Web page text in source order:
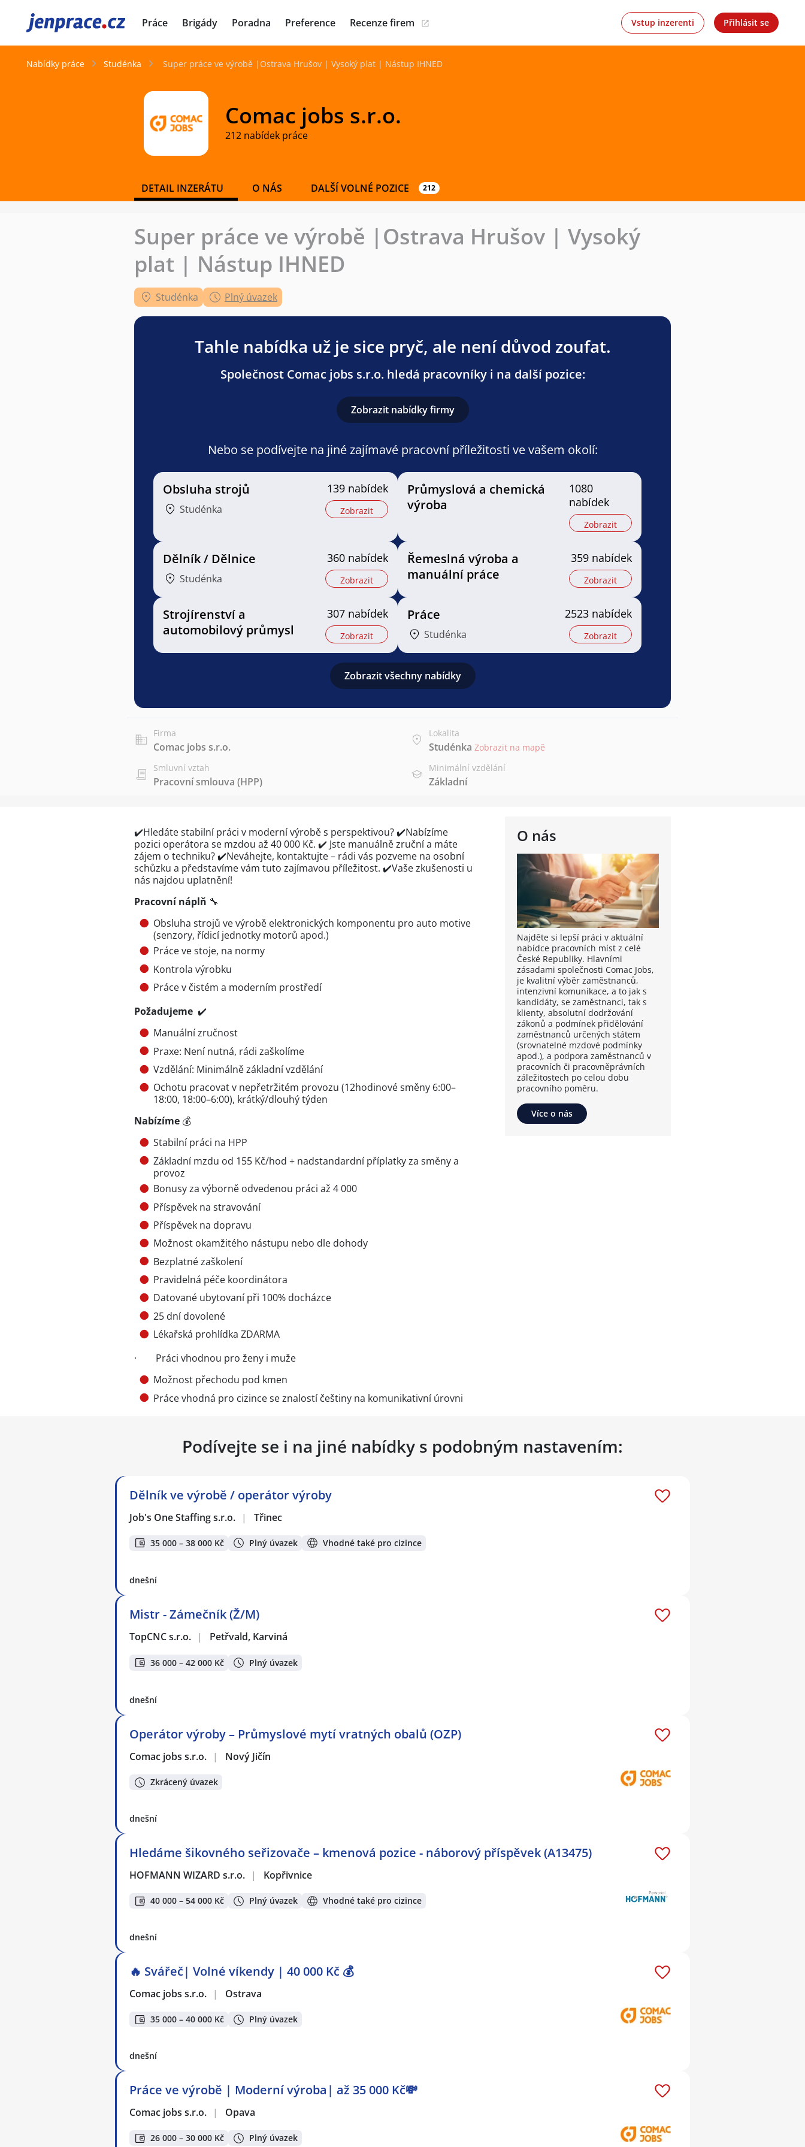
JenPráce.cz Práce Brigády Poradna Preference Recenze firem Vstup inzerenti Přihlásit se
Nabídky práce Studénka Super práce ve výrobě |Ostrava Hrušov | Vysoký plat | Nástup IHNED
Comac jobs s.r.o.
212 nabídek práce
DETAIL INZERÁTU O NÁS DALŠÍ VOLNÉ POZICE 212
Super práce ve výrobě |Ostrava Hrušov | Vysoký
plat | Nástup IHNED
Studénka Plný úvazek
Tahle nabídka už je sice pryč, ale není důvod zoufat.
Společnost Comac jobs s.r.o. hledá pracovníky i na další pozice:
Zobrazit nabídky firmy
Nebo se podívejte na jiné zajímavé pracovní příležitosti ve vašem okolí:
Obsluha strojů
Studénka
139 nabídek
Zobrazit
Průmyslová a chemická
výroba
1080
nabídek
Zobrazit
Dělník / Dělnice
Studénka
360 nabídek
Zobrazit
Řemeslná výroba a
manuální práce
359 nabídek
Zobrazit
Strojírenství a
automobilový průmysl
307 nabídek
Zobrazit
Práce
Studénka
2523 nabídek
Zobrazit
Zobrazit všechny nabídky
Firma
Comac jobs s.r.o.
Lokalita
Studénka Zobrazit na mapě
Smluvní vztah
Pracovní smlouva (HPP)
Minimální vzdělání
Základní
O nás
Najděte si lepší práci v aktuální
nabídce pracovních míst z celé
České Republiky. Hlavními
zásadami společnosti Comac Jobs,
je kvalitní výběr zaměstnanců,
intenzivní komunikace, a to jak s
kandidáty, se zaměstnanci, tak s
klienty, absolutní dodržování
zákonů a podmínek přidělování
zaměstnanců určených státem
(srovnatelné mzdové podmínky
apod.), a podpora zaměstnanců v
pracovních či pracovněprávních
záležitostech po celou dobu
pracovního poměru.
Více o nás
✔️Hledáte stabilní práci v moderní výroběs perspektivou? ✔️Nabízíme
pozici operátora se mzdou až 40 000 Kč. ✔️ Jste manuálně zruční a máte
zájem o techniku? ✔️Neváhejte, kontaktujte – rádi vás pozveme na osobní
schůzku a představíme vám tuto zajímavou příležitost. ✔️Vaše zkušenosti u
nás najdou uplatnění!
Pracovní náplň 🔧
Obsluha strojů ve výrobě elektronických komponentu pro auto motive
(senzory, řídicí jednotky motorů apod.)
Práce ve stoje, na normy
Kontrola výrobku
Práce v čistém a moderním prostředí
Požadujeme ✔️
Manuální zručnost
Praxe: Není nutná, rádi zaškolíme
Vzdělání: Minimálně základní vzdělání
Ochotu pracovat v nepřetržitém provozu (12hodinové směny 6:00–
18:00, 18:00–6:00), krátký/dlouhý týden
Nabízíme 💰
Stabilní práci na HPP
Základní mzdu od 155 Kč/hod + nadstandardní příplatky za směny a
provoz
Bonusy za výborně odvedenou práci až 4 000
Příspěvek na stravování
Příspěvek na dopravu
Možnost okamžitého nástupu nebo dle dohody
Bezplatné zaškolení
Pravidelná péče koordinátora
Datované ubytovaní při 100% docházce
25 dní dovolené
Lékařská prohlídka ZDARMA
· Práci vhodnou pro ženy i muže
Možnost přechodu pod kmen
Práce vhodná pro cizince se znalostí češtiny na komunikativní úrovni
Podívejte se i na jiné nabídky s podobným nastavením:
Dělník ve výrobě / operátor výroby
Job's One Staffing s.r.o. | Třinec
35 000 – 38 000 Kč Plný úvazek Vhodné také pro cizince
dnešní
Mistr - Zámečník (Ž/M)
TopCNC s.r.o. | Petřvald, Karviná
36 000 – 42 000 Kč Plný úvazek
dnešní
Operátor výroby – Průmyslové mytí vratných obalů (OZP)
Comac jobs s.r.o. | Nový Jičín
Zkrácený úvazek
dnešní
Hledáme šikovného seřizovače – kmenová pozice - náborový příspěvek (A13475)
HOFMANN WIZARD s.r.o. | Kopřivnice
40 000 – 54 000 Kč Plný úvazek Vhodné také pro cizince
dnešní
🔥 Svářeč| Volné víkendy | 40 000 Kč 💰
Comac jobs s.r.o. | Ostrava
35 000 – 40 000 Kč Plný úvazek
dnešní
Práce ve výrobě | Moderní výroba| až 35 000 Kč💸
Comac jobs s.r.o. | Opava
26 000 – 30 000 Kč Plný úvazek